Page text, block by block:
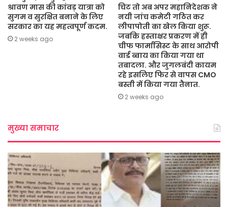
श्रावण मास की कांवड़ यात्रा को
सुगम व सुरक्षित बनाने के लिए
सरकार का यह महत्वपूर्ण कदम.
2 weeks ago
चिट तो अब अपर महानिदेशक ने
नयी जांच कमेटी गठित कर
लीपापोती का खेल किया शुरू.
जबकि हस्ताक्षर प्रकरण में ही
चीफ फार्मासिस्ट के साथ आरोपी
वार्ड ब्वाय का किया गया था
तबादला. और जुगलबंदी कायम
रहे इसलिए फिर से वापस CMO
बस्ती में किया गया तैनात.
2 weeks ago
मुख्या समाचार